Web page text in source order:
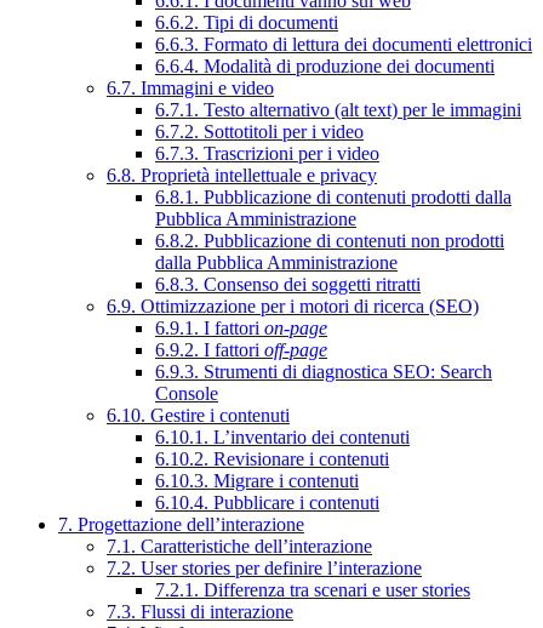
6.6.2. Tipi di documenti
6.6.3. Formato di lettura dei documenti elettronici
6.6.4. Modalità di produzione dei documenti
6.7. Immagini e video
6.7.1. Testo alternativo (alt text) per le immagini
6.7.2. Sottotitoli per i video
6.7.3. Trascrizioni per i video
6.8. Proprietà intellettuale e privacy
6.8.1. Pubblicazione di contenuti prodotti dalla
Pubblica Amministrazione
6.8.2. Pubblicazione di contenuti non prodotti
dalla Pubblica Amministrazione
6.8.3. Consenso dei soggetti ritratti
6.9. Ottimizzazione per i motori di ricerca (SEO)
6.9.1. I fattori on-page
6.9.2. I fattori off-page
6.9.3. Strumenti di diagnostica SEO: Search
Console
6.10. Gestire i contenuti
6.10.1. L’inventario dei contenuti
6.10.2. Revisionare i contenuti
6.10.3. Migrare i contenuti
6.10.4. Pubblicare i contenuti
7. Progettazione dell’interazione
7.1. Caratteristiche dell’interazione
7.2. User stories per definire l’interazione
7.2.1. Differenza tra scenari e user stories
7.3. Flussi di interazione